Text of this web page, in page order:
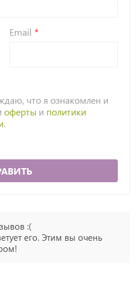
Email
что я ознакомлен и
оферты и политики
.
:(
его. Этим вы очень